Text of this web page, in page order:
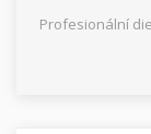
Profesionální